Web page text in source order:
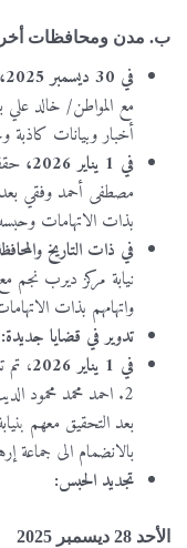
ب. مدن ومحافظات
في 30 ديسمبر 2025،
مع المواطن/ خالد علي
أخبار وبيانات كاذبة
في 1 يناير 2026،
بذات الاتهامات
في ذات التاريخ والمحافظ
واتهامهم بذات
تدوير في قضايا جديدة:
في 1 يناير 2026
بعد التحقيق معهم
بالانضمام الى جماعة
تجديد الحبس:
الأحد 28 ديسمبر 2025